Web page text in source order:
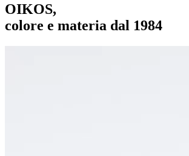
OIKOS,
colore e materia dal 1984